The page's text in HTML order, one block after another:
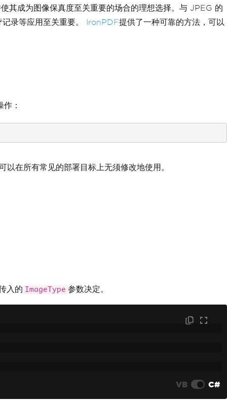
其成为图像保真度至关重要的场合的理想选择。与 JPEG 的
录等应用至关重要。 IronPDF提供了一种可靠的方法，可以
：
在所有常见的部署目标上无须修改地使用。
入的 ImageType 参数决定。
VB C#